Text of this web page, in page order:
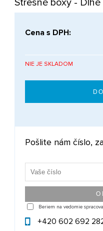
Strešné boxy -
Cena s DPH:
NIE JE SKLADOM
Pošlite nám číslo,
Beriem na vedomie
+420 602 692